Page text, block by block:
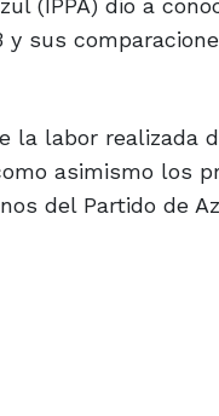
(IPPA) dio a
sus
labor realizada
asimismo los
del Partido de